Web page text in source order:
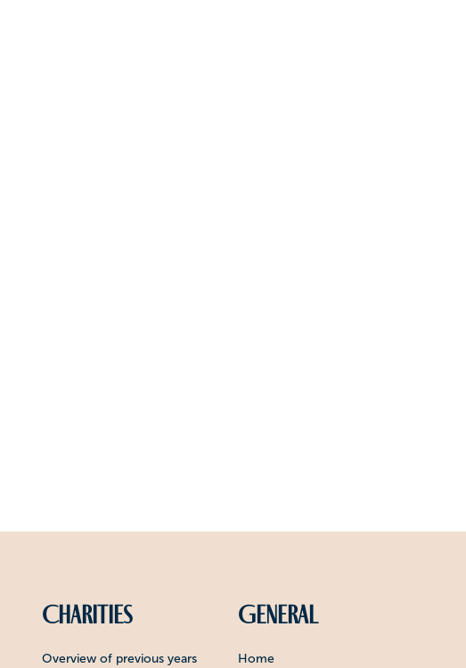
Charities
Overview of previous years
General
Home